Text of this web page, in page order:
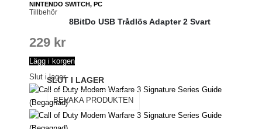
NINTENDO SWITCH, PC
Tillbehör
8BitDo USB Trådlös Adapter 2 Svart
229 kr
Lägg i korgen
Slut i lagerSLUT I LAGER
BEVAKA PRODUKTEN